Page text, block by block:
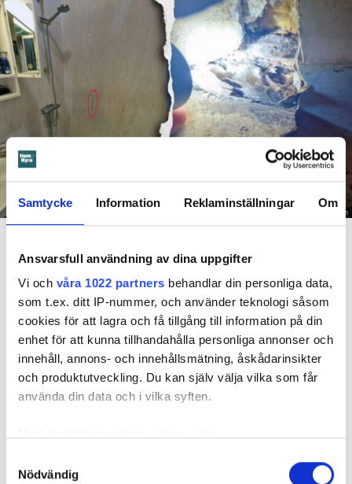
Samtycke Information Reklaminställningar Om
Ansvarsfull användning av dina uppgifter
Vi och våra 1022 partners behandlar din personliga data,
som t.ex. ditt IP-nummer, och använder teknologi såsom
cookies för att lagra och få tillgång till information på din
enhet för att kunna tillhandahålla personliga annonser och
innehåll, annons- och innehållsmätning, åskådarinsikter
och produktutveckling. Du kan själv välja vilka som får
använda din data och i vilka syften.
som kan ha en noggrannhet på upp till flera meter
Nödvändig
Foto: Hyresnämnden
En inspektion visade att vatten under en längre tid läckt in genom sprickor i väggen (de
Dela Tweeta
Hyresgästen har bott i lägenheten i skånska Båstad sedan
1995 men måste nu flytta sedan hans kontrakt prövats både
i hyresnämnden och i hovrätten.
Skada upptäcktes av hantverkare
duschmunstycke under hösten förra året som en spricka i
plastmattan på väggen i duschen upptäcktes. Strax efter
detta lät värden ett företag göra en besiktning av